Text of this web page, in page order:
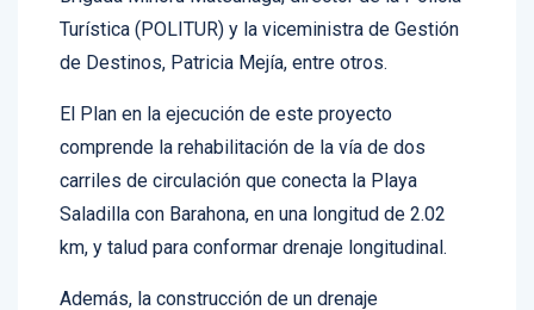
Brigada Minoru Matsunaga, director de la Policía
Turística (POLITUR) y la viceministra de Gestión
El Plan en la ejecución de este proyecto
comprende la rehabilitación de la vía de dos
carriles de circulación que conecta la Playa
Saladilla con Barahona, en una longitud de 2.02